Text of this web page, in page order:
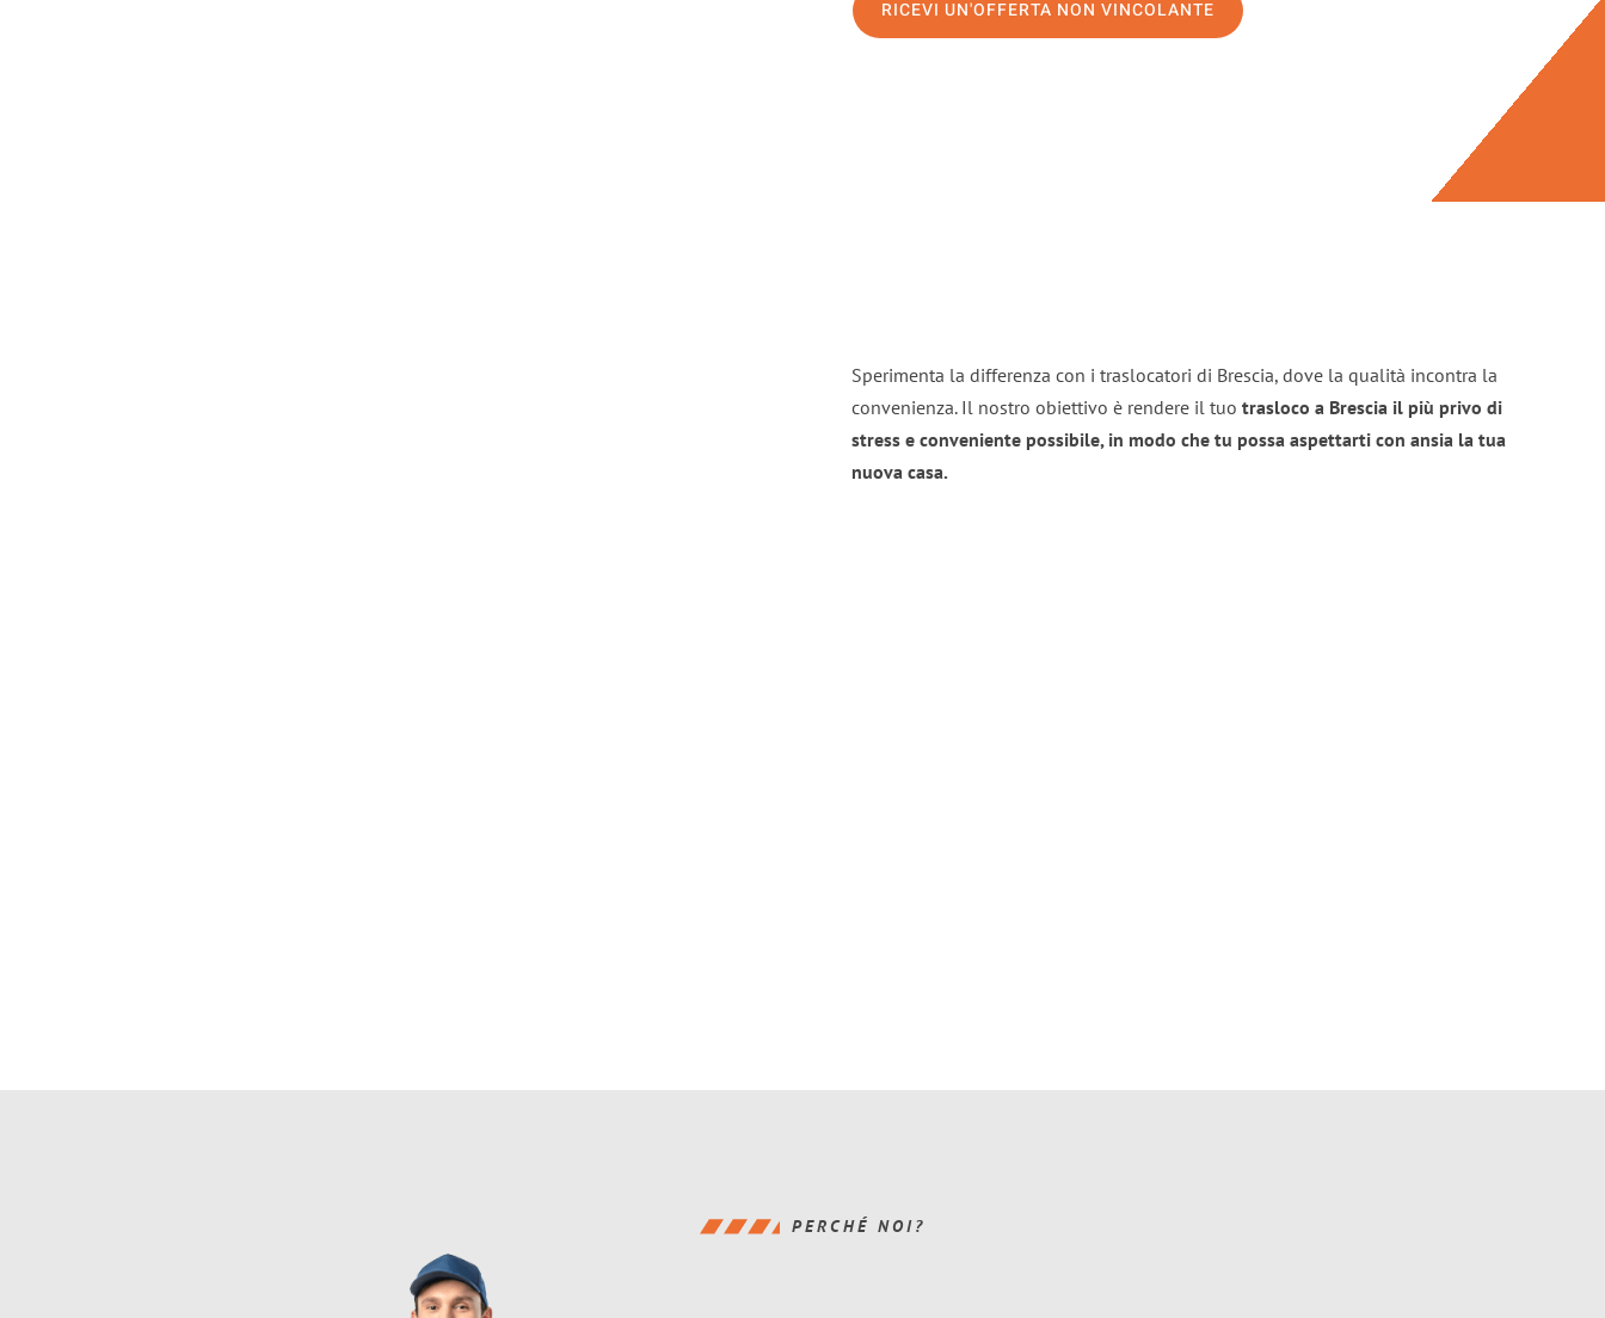
RICEVI UN'OFFERTA NON VINCOLANTE
Sperimenta la differenza con i traslocatori di Brescia, dove la qualità incontra la
convenienza. Il nostro obiettivo è rendere il tuo trasloco a Brescia il più privo di
stress e conveniente possibile, in modo che tu possa aspettarti con ansia la tua
nuova casa.
PERCHÉ NOI?